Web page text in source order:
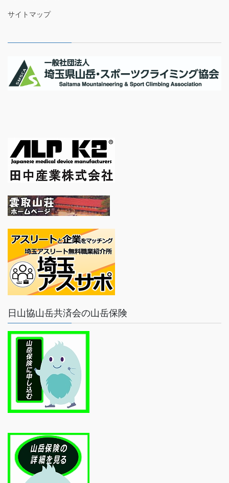
サイトマップ
日山協山岳共済会の山岳保険